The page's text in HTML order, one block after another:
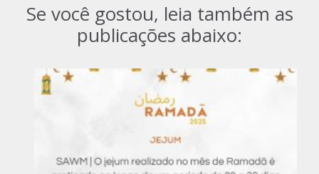
Se você gostou, leia também as
publicações abaixo: